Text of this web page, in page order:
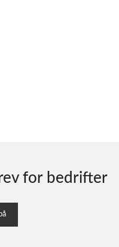
for bedrifter